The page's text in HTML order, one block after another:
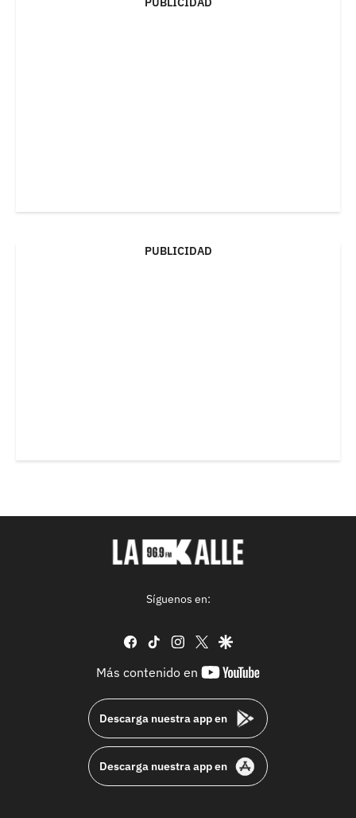
PUBLICIDAD
Síguenos en:
facebook
tiktok instagram
twittergoogle
Más contenido en
youtube-
Descarga nuestra app en
Descarga nuestra app en